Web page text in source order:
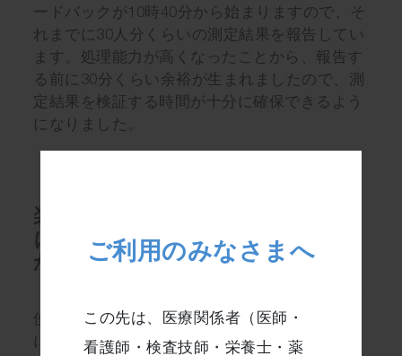
ードバックが10時40分から始まりますので、そ
れまでに30人分くらいの測定結果を報告してい
ます。処理能力が高くなったことから、報告す
る前に30分くらい余裕が生まれましたので、測
定結果を検証する時間が十分に確保できるよう
になりました。
装置の処理スピード以外で、他
にも良くなったことがあります
か？
使いやすくなりました。特殊洗浄は毎週月曜日
に実施していますが、やり方も簡単になりまし